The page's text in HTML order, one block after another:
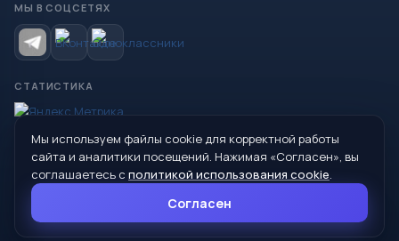
МЫ В СОЦСЕТЯХ
СТАТИСТИКА
© 2026 Управление образования Администрации МО
Сухой Лог
624800, Свердловская область, г. Сухой Лог, ул. Кирова, дом 7
8 (34373) 4-33-85
Мы используем файлы cookie для корректной работы
сайта и аналитики посещений. Нажимая «Согласен», вы
соглашаетесь с политикой использования cookie.
Согласен